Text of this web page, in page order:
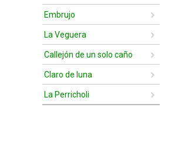
Embrujo
La Veguera
Callejón de un solo caño
Claro de luna
La Perricholi